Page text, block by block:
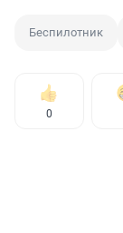
Беспилотник
0